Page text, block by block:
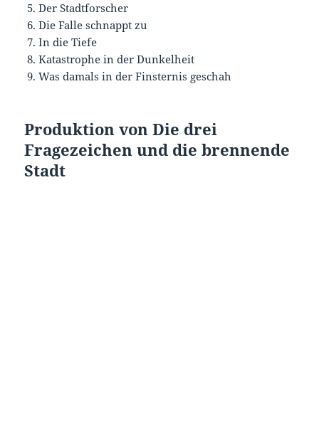
Der Stadtforscher
Die Falle schnappt zu
In die Tiefe
Katastrophe in der Dunkelheit
Was damals in der Finsternis geschah
Produktion von Die drei
Fragezeichen und die brennende
Stadt